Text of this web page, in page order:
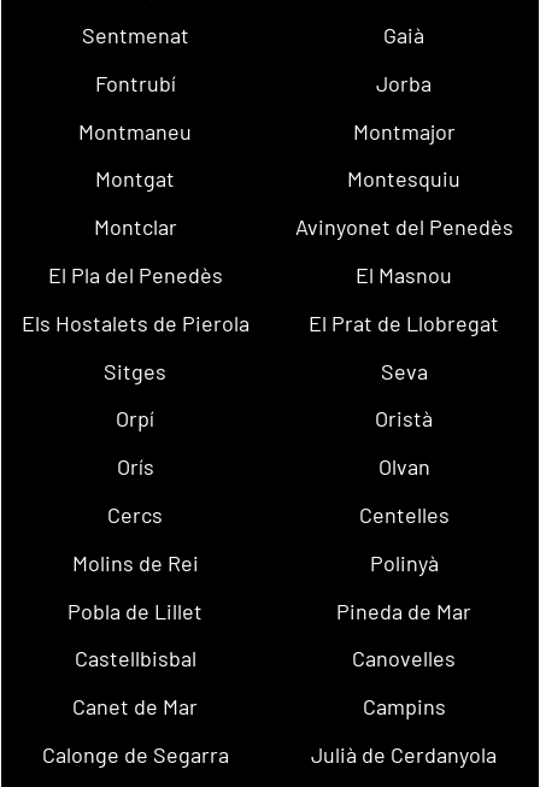
Sentmenat
Gaià
Fontrubí
Jorba
Montmaneu
Montmajor
Montgat
Montesquiu
Montclar
Avinyonet del Penedès
El Pla del Penedès
El Masnou
Els Hostalets de Pierola
El Prat de Llobregat
Sitges
Seva
Orpí
Oristà
Orís
Olvan
Cercs
Centelles
Molins de Rei
Polinyà
Pobla de Lillet
Pineda de Mar
Castellbisbal
Canovelles
Canet de Mar
Campins
Calonge de Segarra
Julià de Cerdanyola